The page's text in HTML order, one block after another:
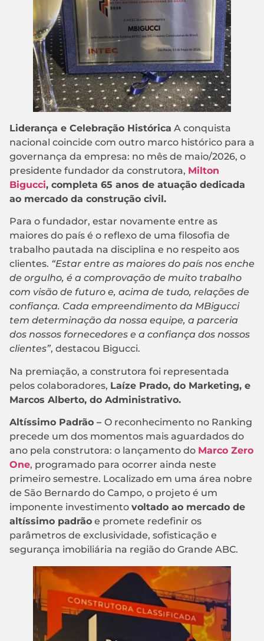
Liderança e Celebração Histórica A conquista
nacional coincide com outro marco histórico para a
governança da empresa: no mês de maio/2026, o
presidente fundador da construtora, Milton
Bigucci, completa 65 anos de atuação dedicada
ao mercado da construção civil.
Para o fundador, estar novamente entre as
maiores do país é o reflexo de uma filosofia de
trabalho pautada na disciplina e no respeito aos
clientes. “Estar entre as maiores do país nos enche
de orgulho, é a comprovação de muito trabalho
com visão de futuro e, acima de tudo, relações de
confiança. Cada empreendimento da MBigucci
tem determinação da nossa equipe, a parceria
dos nossos fornecedores e a confiança dos nossos
clientes”, destacou Bigucci.
Na premiação, a construtora foi representada
pelos colaboradores, Laíze Prado, do Marketing, e
Marcos Alberto, do Administrativo.
Altíssimo Padrão – O reconhecimento no Ranking
precede um dos momentos mais aguardados do
ano pela construtora: o lançamento do Marco Zero
One, programado para ocorrer ainda neste
primeiro semestre. Localizado em uma área nobre
de São Bernardo do Campo, o projeto é um
imponente investimento voltado ao mercado de
altíssimo padrão e promete redefinir os
parâmetros de exclusividade, sofisticação e
segurança imobiliária na região do Grande ABC.